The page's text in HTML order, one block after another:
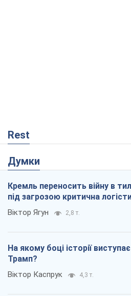
Rest
Думки
Кремль переносить війну в
під загрозою критична
Віктор Ягун 2,8 т.
На якому боці історії
Трамп?
Віктор Каспрук 4,3 т.